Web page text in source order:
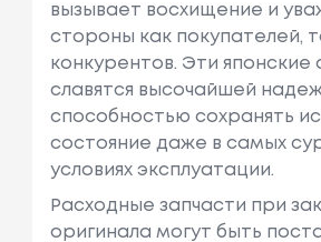
вызывает восхищение и
стороны как покупателей,
конкурентов. Эти японские
славятся высочайшей
способностью сохранять
состояние даже в самых
условиях эксплуатации.
Расходные запчасти при
оригинала могут быть